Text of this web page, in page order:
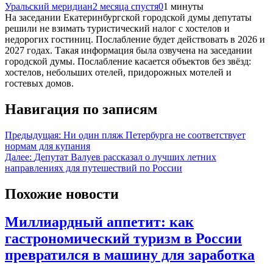
Уральский меридиан2 месяца спустя01 минуты
На заседании Екатеринбургской городской думы депутаты
решили не взимать туристический налог с хостелов и
недорогих гостиниц. Послабление будет действовать в 2026 и
2027 годах. Такая информация была озвучена на заседании
городской думы. Послабление касается объектов без звёзд:
хостелов, небольших отелей, придорожных мотелей и
гостевых домов.
Навигация по записям
Предыдущая: Ни один пляж Петербурга не соответствует
нормам для купания
Далее: Депутат Валуев рассказал о лучших летних
направлениях для путешествий по России
Похожие новости
Миллиардный аппетит: как
гастрономический туризм в России
превратился в машину для заработка